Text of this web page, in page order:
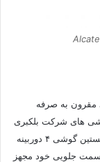
مقرون به صرفه
های شرکت بلکبری
نیز انتخاب شده است. آن‌ها خیلی بی سر و صدا از نخستین گوشی ۴ دوربینه
قسمت پشتی و ۲ دوبین در قسمت جلویی خود مجهز